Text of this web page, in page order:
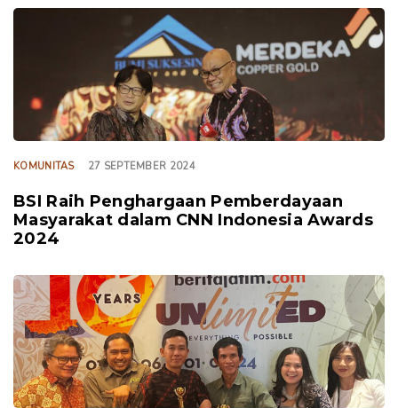
KOMUNITAS 27 SEPTEMBER 2024
BSI Raih Penghargaan Pemberdayaan
Masyarakat dalam CNN Indonesia Awards
2024
TAGS